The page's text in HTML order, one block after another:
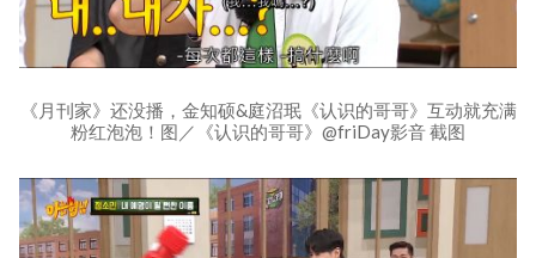
《月刊家》还没播，金知硕&庭沼珉《认识的哥哥》互动就充满
粉红泡泡！图／《认识的哥哥》@friDay影音 截图